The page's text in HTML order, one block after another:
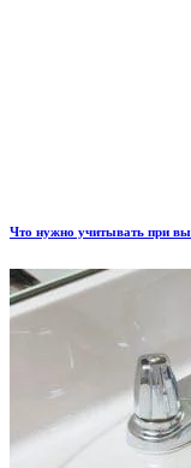
Что нужно учитывать при